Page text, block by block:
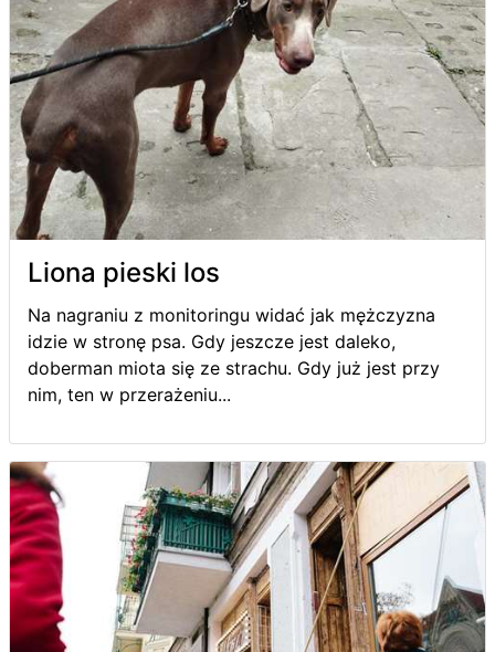
Liona pieski los
Na nagraniu z monitoringu widać jak mężczyzna
idzie w stronę psa. Gdy jeszcze jest daleko,
doberman miota się ze strachu. Gdy już jest przy
nim, ten w przerażeniu...